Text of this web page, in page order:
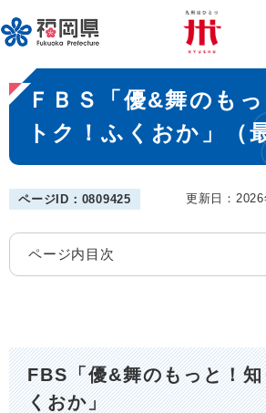
ー
ジ
先
頭
。
メニューを飛ばして本文
本
文
ＦＢＳ「優&舞のも
トク！ふくおか」（
ページID：0809425 更新日：
ページ内目次
FBS「優&舞のもっと！
くおか」